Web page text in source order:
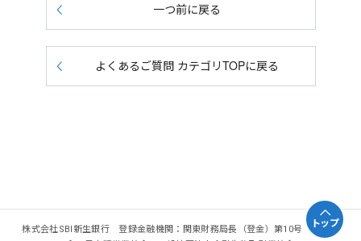
一つ前に戻る
よくあるご質問 カテゴリTOPに戻る
株式会社SBI新生銀行 登録金融機関：関東財務局長（登金）第10号 加入協
トップ